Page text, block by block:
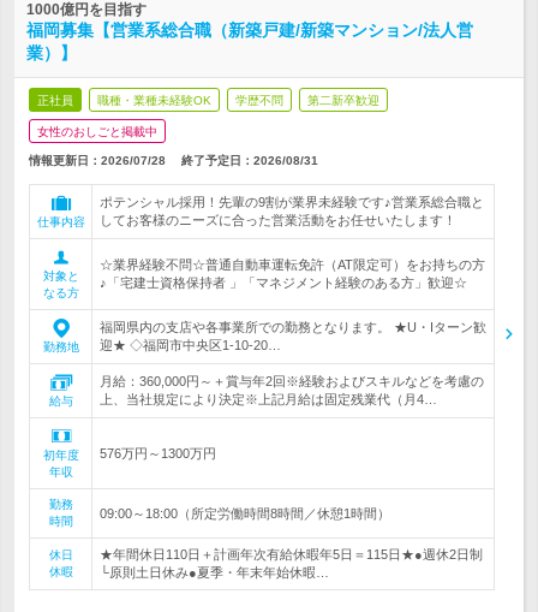
1000億円を目指す
福岡募集【営業系総合職（新築戸建/新築マンション/法人営
業）】
正社員 職種・業種未経験OK 学歴不問 第二新卒歓迎
女性のおしごと掲載中
情報更新日：2026/07/28 終了予定日： 2026/08/31
仕事内容
ポテンシャル採用！先輩の9割が業界未経験です♪営業系総合職と
してお客様のニーズに合った営業活動をお任せいたします！
対象と
なる方
☆業界経験不問☆普通自動車運転免許（AT限定可）をお持ちの方
♪「宅建士資格保持者 」「マネジメント経験のある方」歓迎☆
勤務地
福岡県内の支店や各事業所での勤務となります。 ★U・Iターン歓
迎★ ◇福岡市中央区1-10-20…
給与
月給：360,000円～＋賞与年2回※経験およびスキルなどを考慮の
上、当社規定により決定※上記月給は固定残業代（月4…
初年度
年収
576万円～1300万円
勤務
時間
09:00～18:00（所定労働時間8時間／休憩1時間）
休日
休暇
★年間休日110日＋計画年次有給休暇年5日＝115日★●週休2日制
└原則土日休み●夏季・年末年始休暇…